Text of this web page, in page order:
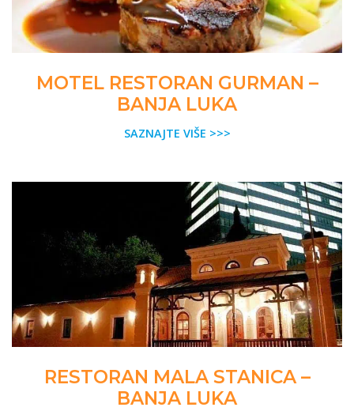
MOTEL RESTORAN GURMAN –
BANJA LUKA
SAZNAJTE VIŠE >>>
RESTORAN MALA STANICA –
BANJA LUKA